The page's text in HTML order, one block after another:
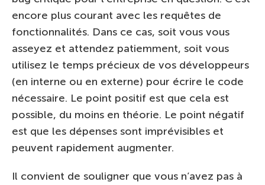
encore plus courant avec les requêtes de
fonctionnalités. Dans ce cas, soit vous vous
asseyez et attendez patiemment, soit vous
utilisez le temps précieux de vos développeurs
(en interne ou en externe) pour écrire le code
nécessaire. Le point positif est que cela est
possible, du moins en théorie. Le point négatif
est que les dépenses sont imprévisibles et
peuvent rapidement augmenter.
Il convient de souligner que vous n’avez pas à